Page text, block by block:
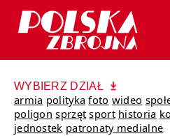
WYBIERZ DZIAŁ
armia polityka foto wideo
poligon sprzęt sport historia
jednostek patronaty medialne